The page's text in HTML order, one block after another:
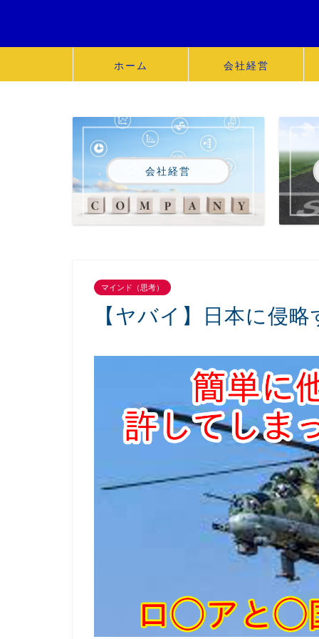
ホーム 会社経営
会社経営
マインド（思考）
【ヤバイ】日本に侵